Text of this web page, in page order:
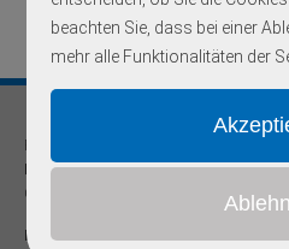
beachten Sie, dass bei einer
mehr alle Funktionalitäten der
Praxis für
Humangenetik und Prävention
Onkogenetische Schwerpunktpraxis
Dr. med Robert Hering